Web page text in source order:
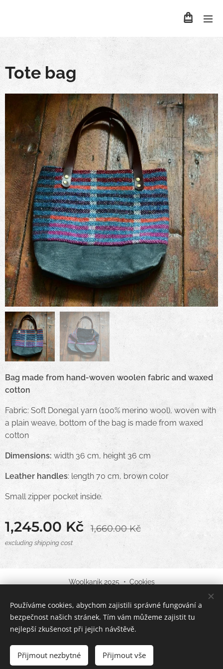
Tote bag
Bag made from hand-woven woolen fabric and waxed
cotton
Fabric: Soft Donegal yarn (100% merino wool), woven with
a plain weave, bottom of the bag is made from waxed
cotton
Dimensions: width 36 cm, height 36 cm
Leather handles: length 70 cm, brown color
Small zipper pocket inside.
1,245.00Kč 1,660.00Kč
excluding shipping cost
Out of stock
Woolkanik 2025 Cookies
Languages
English
Čeština
Používáme cookies, abychom zajistili správné fungování a
bezpečnost našich stránek. Tím vám můžeme zajistit tu
nejlepší zkušenost při jejich návštěvě.
Přijmout nezbytné Přijmout vše